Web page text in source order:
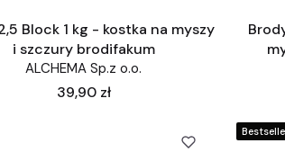
Block 1 kg - kostka na myszy
i szczury brodifakum
ALCHEMA Sp.z o.o.
Cena
39,90 zł